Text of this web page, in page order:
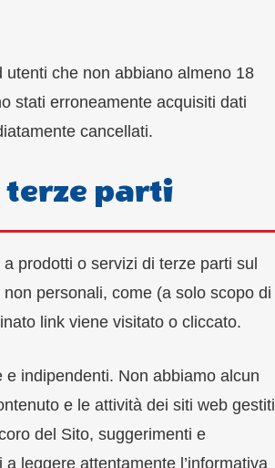
che non abbiano almeno 18
stati erroneamente acquisiti dati
cancellati.
terze parti
prodotti o servizi di terze parti sul
personali, come (a solo scopo di
link viene visitato o cliccato.
indipendenti. Non abbiamo alcun
e le attività dei siti web gestiti
del Sito, suggerimenti e
leggere attentamente l’informativa